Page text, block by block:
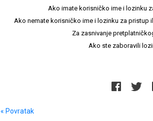
Ako imate korisničko ime i lozinku
Ako nemate korisničko ime i lozinku za pristup
Za zasnivanje
Ako ste zaboravili
« Povratak